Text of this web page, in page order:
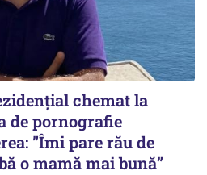
chemat la
de pornografie
”Îmi pare rău de
o mamă mai bună”